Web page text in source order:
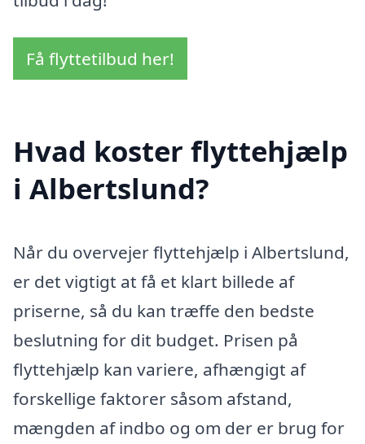
Få flyttetilbud her!
Hvad koster flyttehjælp
i Albertslund?
Når du overvejer flyttehjælp i Albertslund,
er det vigtigt at få et klart billede af
priserne, så du kan træffe den bedste
beslutning for dit budget. Prisen på
flyttehjælp kan variere, afhængigt af
forskellige faktorer såsom afstand,
mængden af indbo og om der er brug for